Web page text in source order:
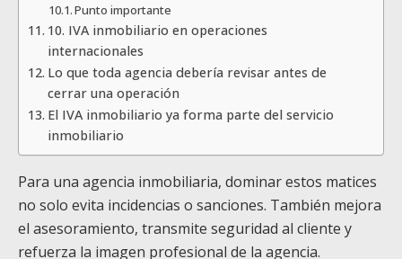
Punto importante
10. IVA inmobiliario en operaciones
internacionales
Lo que toda agencia debería revisar antes de
cerrar una operación
El IVA inmobiliario ya forma parte del servicio
inmobiliario
Para una agencia inmobiliaria, dominar estos matices
no solo evita incidencias o sanciones. También mejora
el asesoramiento, transmite seguridad al cliente y
refuerza la imagen profesional de la agencia.